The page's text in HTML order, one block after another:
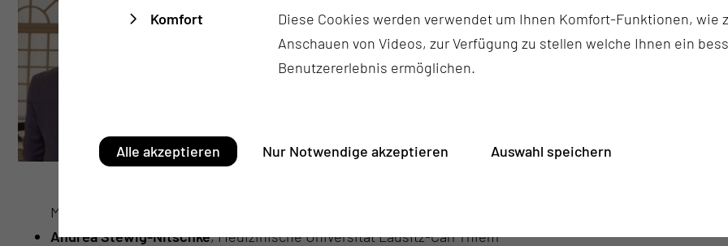
Podiumsdiskussion zur
Am Nachmittag fand eine
Lösung des
,
Professor Dr. Thomas
Magdeburg
Andrea Stewig-Nitschke, Medizinische Universität Lausitz-Carl Thiem
Komfort
Diese Cookies werden verwendet um Ihnen Komfort-Funktionen, wie
Anschauen von Videos, zur Verfügung zu stellen welche Ihnen ein
Benutzererlebnis ermöglichen.
Alle akzeptieren Nur Notwendige akzeptieren Auswahl speichern